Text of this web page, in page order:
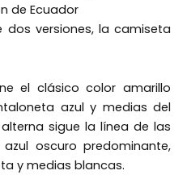
de Ecuador
dos versiones, la camiseta
el clásico color amarillo
azul y medias del
sigue la línea de las
oscuro predominante,
y medias blancas.